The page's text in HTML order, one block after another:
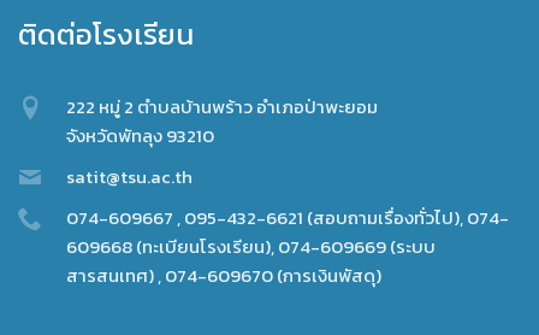
ติดต่อโรงเรียน
222 หมู่ 2 ตำบลบ้านพร้าว อำเภอป่าพะยอม
จังหวัดพัทลุง 93210
satit@tsu.ac.th
074-609667 , 095-432-6621 (สอบถามเรื่องทั่วไป), 074-
609668 (ทะเบียนโรงเรียน), 074-609669 (ระบบ
สารสนเทศ) , 074-609670 (การเงินพัสดุ)